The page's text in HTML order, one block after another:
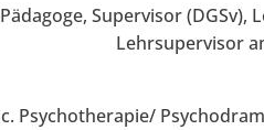
Supervisor (DGSv),
Lehrsupervisor
Psychotherapie/